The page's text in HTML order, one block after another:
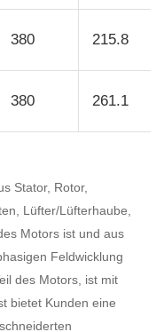
380 215.8
380 261.1
Stator, Rotor,
Lüfter/Lüfterhaube,
Motors ist und aus
Feldwicklung
des Motors, ist mit
bietet Kunden eine